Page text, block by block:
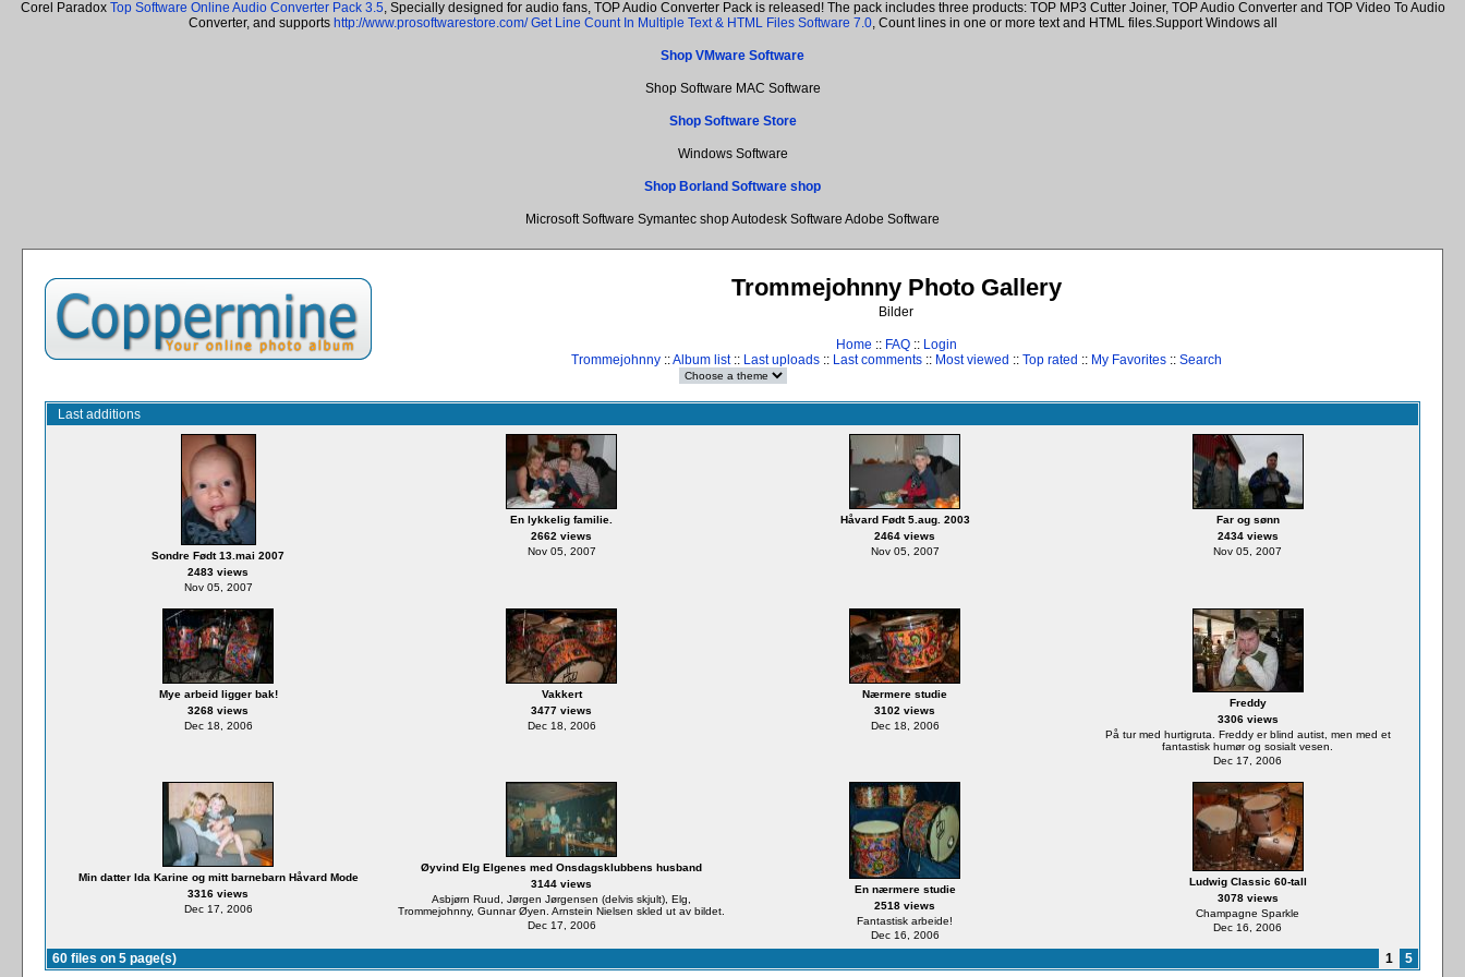
Corel Paradox Top Software Online Audio Converter Pack 3.5, Specially designed for audio fans, TOP Audio Converter Pack is released! The pack includes three products: TOP MP3 Cutter Joiner, TOP Audio Converter and TOP Video To Audio
Converter, and supports http://www.prosoftwarestore.com/ Get Line Count In Multiple Text & HTML Files Software 7.0, Count lines in one or more text and HTML files.Support Windows all
Shop VMware Software
Shop Software MAC Software
Shop Software Store
Windows Software
Shop Borland Software shop
Microsoft Software Symantec shop Autodesk Software Adobe Software
Trommejohnny Photo Gallery
Bilder
Home :: FAQ:: Login
Trommejohnny::Album list:: Last uploads:: Last comments:: Most viewed :: Top rated :: My Favorites:: Search
Last additions
Sondre Født 13.mai 2007
2483 views
Nov 05, 2007
En lykkelig familie.
2662 views
Nov 05, 2007
Håvard Født 5.aug. 2003
2464 views
Nov 05, 2007
Far og sønn
2434 views
Nov 05, 2007
Mye arbeid ligger bak!
3268 views
Dec 18, 2006
Vakkert
3477 views
Dec 18, 2006
Nærmere studie
3102 views
Dec 18, 2006
Freddy
3306 views
På tur med hurtigruta. Freddy er blind autist, men med et
fantastisk humør og sosialt vesen.
Dec 17, 2006
Min datter Ida Karine og mitt barnebarn Håvard Mode
3316 views
Dec 17, 2006
Øyvind Elg Elgenes med Onsdagsklubbens husband
3144 views
Asbjørn Ruud, Jørgen Jørgensen (delvis skjult), Elg,
Trommejohnny, Gunnar Øyen. Arnstein Nielsen skled ut av bildet.
Dec 17, 2006
En nærmere studie
2518 views
Fantastisk arbeide!
Dec 16, 2006
Ludwig Classic 60-tall
3078 views
Champagne Sparkle
Dec 16, 2006
60 files on 5 page(s) 1 5